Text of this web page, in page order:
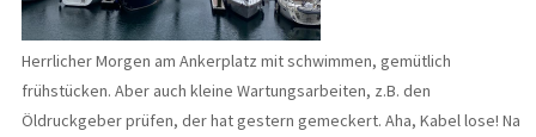
Herrlicher Morgen am Ankerplatz mit schwimmen, gemütlich
frühstücken. Aber auch kleine Wartungsarbeiten, z.B. den
Öldruckgeber prüfen, der hat gestern gemeckert. Aha, Kabel lose! Na